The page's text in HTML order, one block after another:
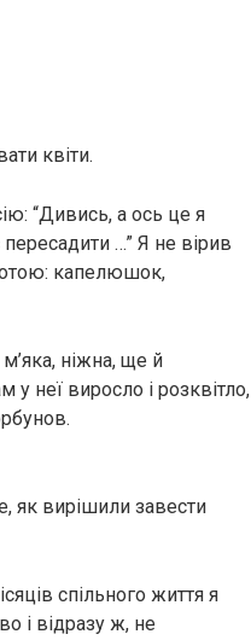
квіти.
“Дивись, а ось це я
…” Я не вірив
капелюшок,
ніжна, ще й
неї виросло і розквітло,
як вирішили завести
спільного життя я
і відразу ж, не